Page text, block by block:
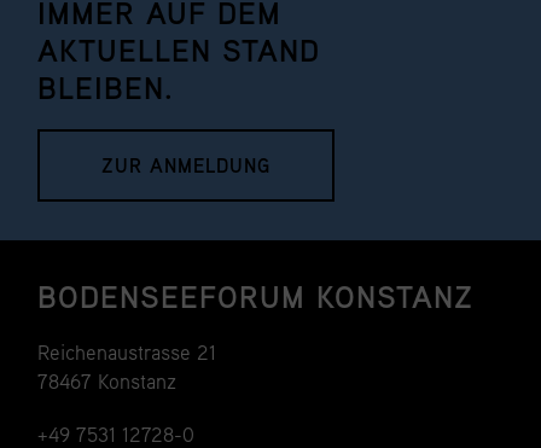
IMMER AUF DEM
AKTUELLEN STAND
BLEIBEN.
ZUR ANMELDUNG
BODENSEEFORUM KONSTANZ
Reichenaustrasse 21
78467 Konstanz
+49 7531 12728-0